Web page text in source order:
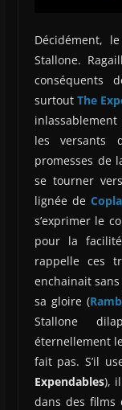
Décidément,
Stallone.
conséquents
surtout The
les versants
promesses de
se tourner
lignée de
s’exprimer le
pour la
rappelle ces
enchainait
sa gloire (
Stallone
éternellement
fait pas. S’il
Expendables),
dans des films